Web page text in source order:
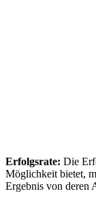
Erfolgsrate: Die
Möglichkeit bietet,
Ergebnis von deren